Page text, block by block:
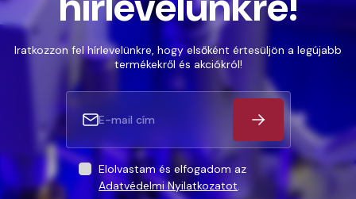
Iratkozzon fel hírlevelünkre, hogy elsőként értesüljön a legújabb
termékekről és akciókról!
Elolvastam és elfogadom az
Adatvédelmi Nyilatkozatot.